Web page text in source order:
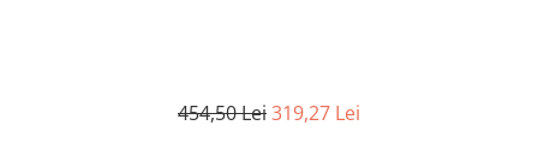
454,50 Lei319,27 Lei